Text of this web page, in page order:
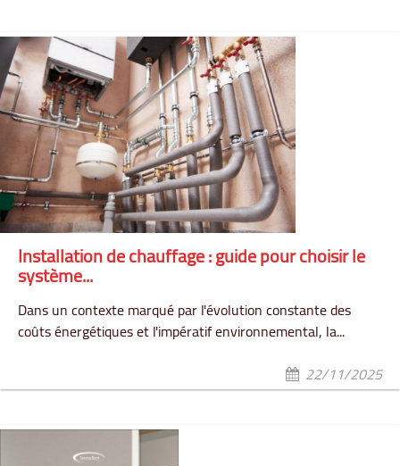
Installation de chauffage : guide pour choisir le
système...
Dans un contexte marqué par l'évolution constante des
coûts énergétiques et l'impératif environnemental, la...
22/11/2025